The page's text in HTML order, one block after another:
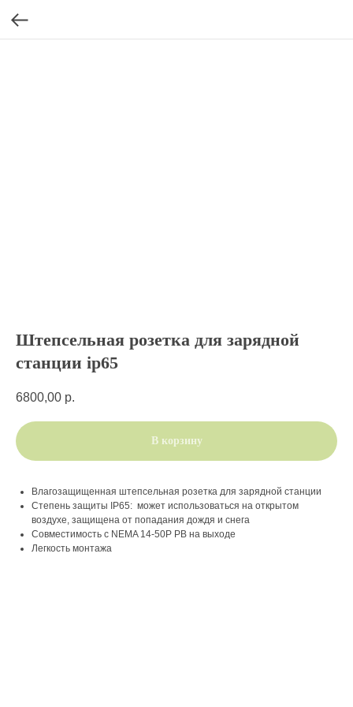
Штепсельная розетка для зарядной
станции ip65
6800,00 р.
В корзину
Влагозащищенная штепсельная розетка для зарядной станции
Степень защиты IP65: может использоваться на открытом
воздухе, защищена от попадания дождя и снега
Совместимость с NEMA 14-50Р РВ на выходе
Легкость монтажа